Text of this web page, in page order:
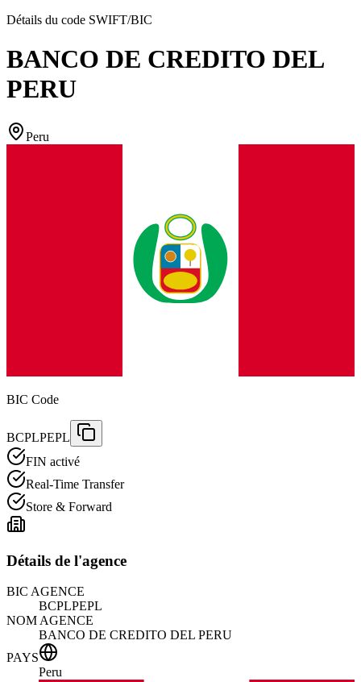
Détails du code SWIFT/BIC
BANCO DE CREDITO DEL
PERU
Peru
BIC Code
BCPLPEPL
FIN activé
Real-Time Transfer
Store & Forward
Détails de l'agence
BIC AGENCE
BCPLPEPL
NOM AGENCE
BANCO DE CREDITO DEL PERU
PAYS
Peru